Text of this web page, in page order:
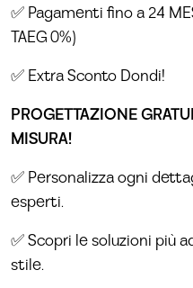
✅ Pagamenti fino a 24
TAEG 0%)
✅ Extra Sconto Dondi!
PROGETTAZIONE
MISURA!
✅ Personalizza ogni
esperti.
✅ Scopri le soluzioni più
stile.